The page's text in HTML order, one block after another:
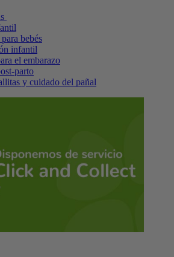
bebés
infantil
el embarazo
parto
y cuidado del pañal